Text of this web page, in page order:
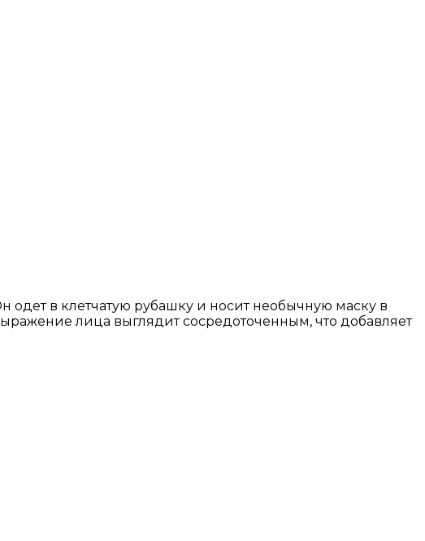
в клетчатую рубашку и носит необычную маску в
лица выглядит сосредоточенным, что добавляет